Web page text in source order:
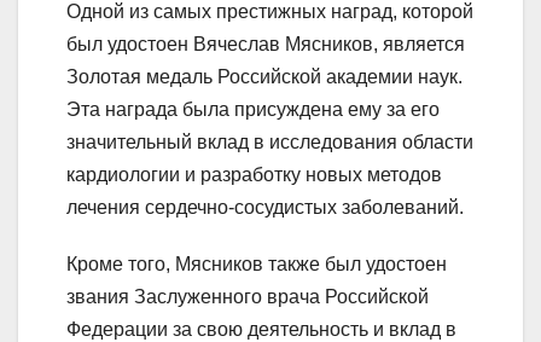
Одной из самых престижных наград, которой
был удостоен Вячеслав Мясников, является
Золотая медаль Российской академии наук.
Эта награда была присуждена ему за его
значительный вклад в исследования области
кардиологии и разработку новых методов
лечения сердечно-сосудистых заболеваний.
Кроме того, Мясников также был удостоен
звания Заслуженного врача Российской
Федерации за свою деятельность и вклад в